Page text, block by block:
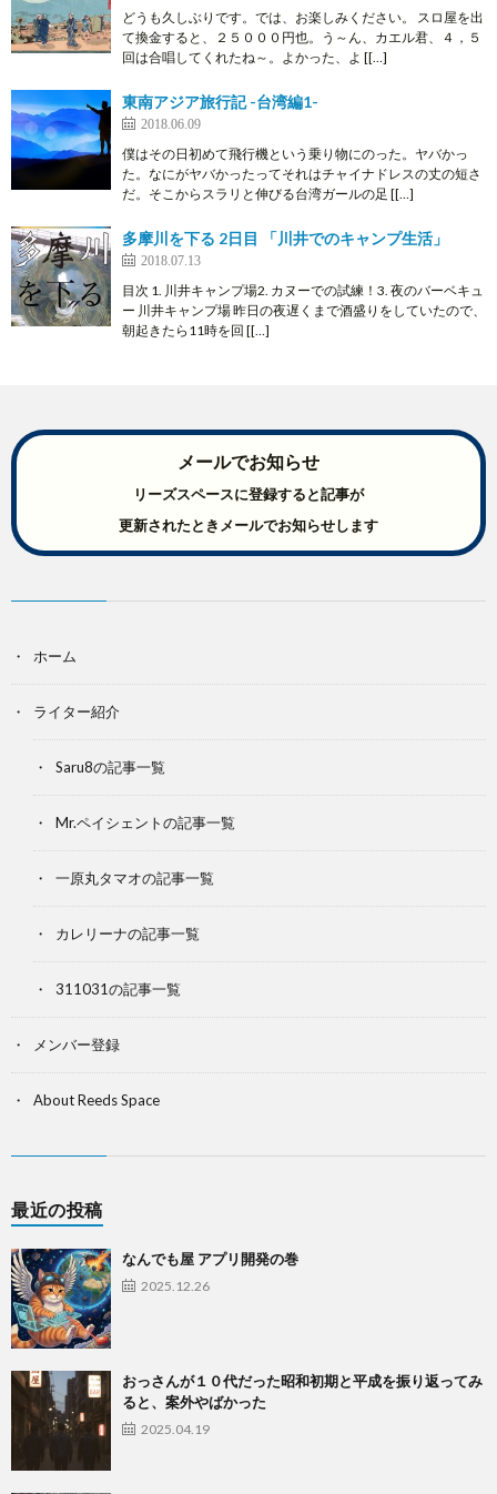
どうも久しぶりです。では、お楽しみください。 スロ屋を出
て換金すると、２５０００円也。う～ん、カエル君、４，５
回は合唱してくれたね～。よかった、よ [[…]
東南アジア旅行記 -台湾編1-
2018.06.09
僕はその日初めて飛行機という乗り物にのった。ヤバかっ
た。なにがヤバかったってそれはチャイナドレスの丈の短さ
だ。そこからスラリと伸びる台湾ガールの足 [[…]
多摩川を下る 2日目 「川井でのキャンプ生活」
2018.07.13
目次 1. 川井キャンプ場2. カヌーでの試練！3. 夜のバーベキュ
ー 川井キャンプ場 昨日の夜遅くまで酒盛りをしていたので、
朝起きたら11時を回 [[…]
メールでお知らせ
リーズスペースに登録すると記事が
更新されたときメールでお知らせします
ホーム
ライター紹介
Saru8の記事一覧
Mr.ペイシェントの記事一覧
一原丸タマオの記事一覧
カレリーナの記事一覧
311031の記事一覧
メンバー登録
About Reeds Space
最近の投稿
なんでも屋 アプリ開発の巻
2025.12.26
おっさんが１０代だった昭和初期と平成を振り返ってみ
ると、案外やばかった
2025.04.19